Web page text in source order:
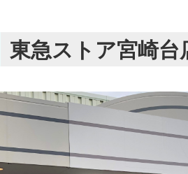
東急ストア宮崎台